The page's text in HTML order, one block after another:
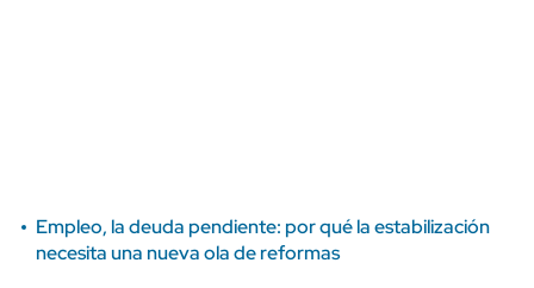
Empleo, la deuda pendiente: por qué la estabilización
necesita una nueva ola de reformas